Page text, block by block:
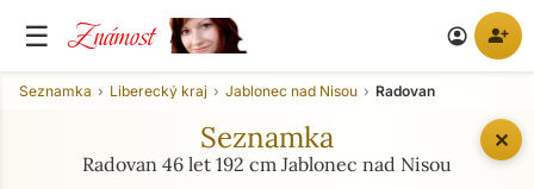
☰ Známost account_circle person_add
✕
Seznamka Liberecký kraj Jablonec nad Nisou Radovan
Seznamka
Radovan 46 let 192 cm Jablonec nad Nisou